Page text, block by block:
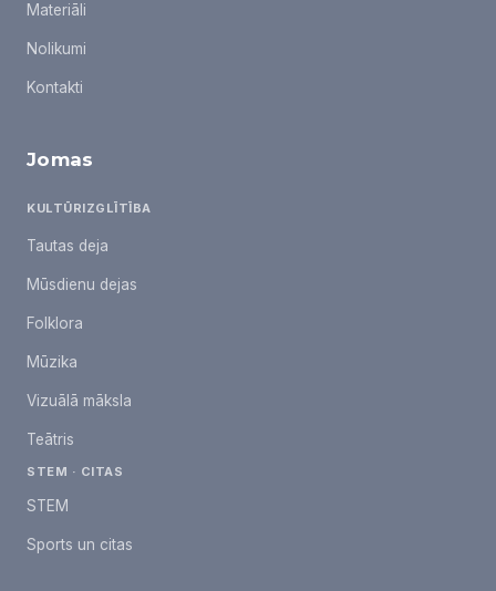
Materiāli
Nolikumi
Kontakti
Jomas
KULTŪRIZGLĪTĪBA
Tautas deja
Mūsdienu dejas
Folklora
Mūzika
Vizuālā māksla
Teātris
STEM · CITAS
STEM
Sports un citas